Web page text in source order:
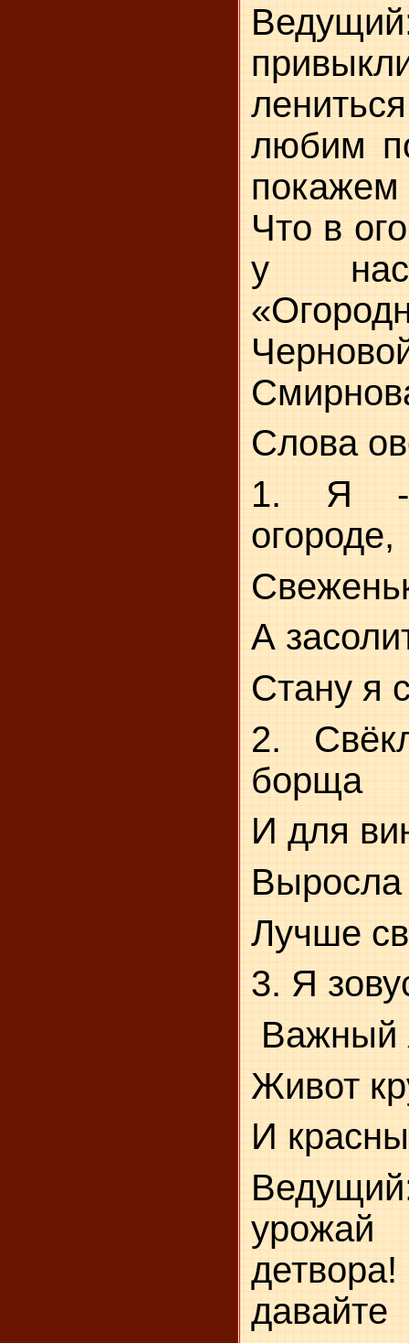
любим
Что в
у
Слова
1. Я -
огороде,
А
Стану я
2.
борща
И для
Выросла
Лучше
3. Я
Важный
Живот
И